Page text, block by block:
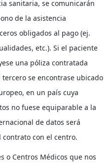
sanitaria, se comunicarán
de la asistencia
obligados al pago (ej.
etc.). Si el paciente
una póliza contratada
se encontrase ubicado
en un país cuya
no fuese equiparable a la
de datos será
con el centro.
o Centros Médicos que nos